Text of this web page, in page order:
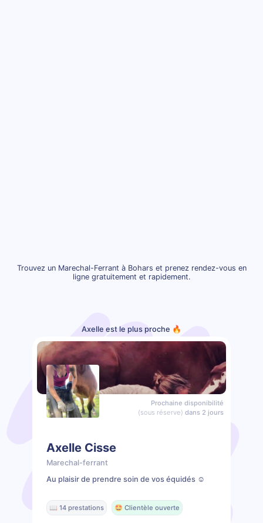
Trouvez un Marechal-Ferrant à Bohars et prenez rendez-vous en
ligne gratuitement et rapidement.
Axelle est le plus proche 🔥
Prochaine disponibilité
(sous réserve) dans 2 jours
Axelle Cisse
Marechal-ferrant
Au plaisir de prendre soin de vos équidés ☺️
📖 14 prestations 🤩 Clientèle ouverte